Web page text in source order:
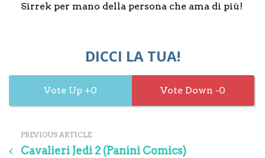
Sirrek per mano della persona che ama di più!
DICCI LA TUA!
0 0
PREVIOUS ARTICLE
Cavalieri Jedi 2 (Panini Comics)